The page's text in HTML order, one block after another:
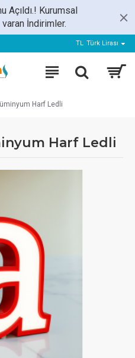
Açıldı.! Kurumsal
İndirimler.
TL Türk Lirası
Harf Ledli
Harf Ledli